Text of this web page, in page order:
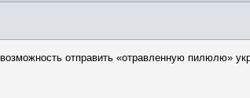
отправить «отравленную пилюлю»